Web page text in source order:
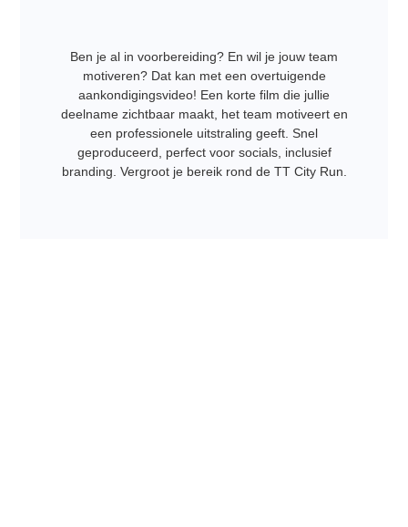
Ben je al in voorbereiding? En wil je jouw team
motiveren? Dat kan met een overtuigende
aankondigingsvideo! Een korte film die jullie
deelname zichtbaar maakt, het team motiveert en
een professionele uitstraling geeft. Snel
geproduceerd, perfect voor socials, inclusief
branding. Vergroot je bereik rond de TT City Run.